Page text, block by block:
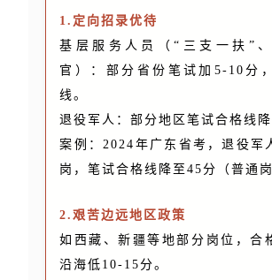
1.定向招录优待
基层服务人员（“三支一扶”
官）：部分省份笔试加5-10分
线。
退役军人：部分地区笔试合格线降
案例：2024年广东省考，退役军
岗，笔试合格线降至45分（普通
2.艰苦边远地区政策
如西藏、新疆等地部分岗位，合
沿海低10-15分。